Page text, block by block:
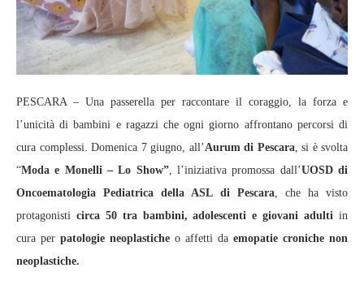
PESCARA – Una passerella per raccontare il coraggio, la forza e
l’unicità di bambini e ragazzi che ogni giorno affrontano percorsi di
cura complessi. Domenica 7 giugno, all’Aurum di Pescara, si è svolta
“Moda e Monelli – Lo Show”, l’iniziativa promossa dall’UOSD di
Oncoematologia Pediatrica della ASL di Pescara, che ha visto
protagonisti circa 50 tra bambini, adolescenti e giovani adulti in
cura per patologie neoplastiche o affetti da emopatie croniche non
neoplastiche.